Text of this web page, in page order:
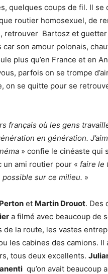
quelques coups de fil. Il se
routier homosexuel, de
retrouver Bartosz et
son amour polonais,
plus qu’en France et en
parfois on se trompe
on se quitte pour se
français où les gens
en génération.
» confie le cinéaste qui
ami routier pour « faire le
sur ce milieu. »
et Martin Drouot. Des
a filmé avec beaucoup de
la route, les vastes
les cabines des camions. Il
tous deux excellents.
qu’on avait beaucoup